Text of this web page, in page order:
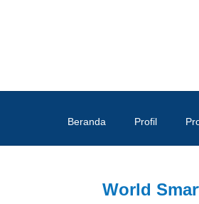
Beranda Profil
World